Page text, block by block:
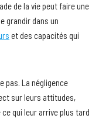
de la vie peut faire une
grandir dans un
et des capacités qui
pas. La négligence
sur leurs attitudes,
qui leur arrive plus tard